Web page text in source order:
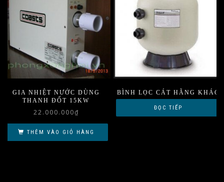
GIA NHIỆT NƯỚC DÙNG
THANH ĐỐT 15KW
22.000.000₫
THÊM VÀO GIỎ HÀNG
BÌNH LỌC CÁT HÃNG KHÁC
ĐỌC TIẾP